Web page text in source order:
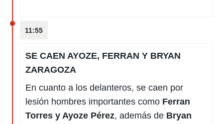
11:55
SE CAEN AYOZE, FERRAN Y BRYAN
ZARAGOZA
En cuanto a los delanteros, se caen por
lesión hombres importantes como Ferran
Torres y Ayoze Pérez, además de Bryan